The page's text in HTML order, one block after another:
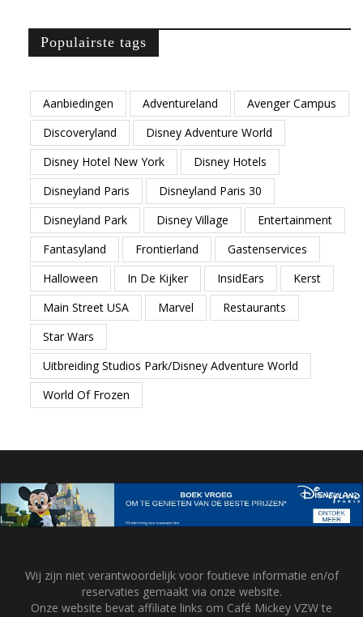
Populairste tags
Aanbiedingen Adventureland
Avenger Campus
Discoveryland
Disney Adventure World
Disney Hotel New York
Disney Hotels
Disneyland Paris
Disneyland Paris 30
Disneyland Park
Disney Village
Entertainment
Fantasyland
Frontierland
Gastenservices
Halloween
In De Kijker InsidEars
Kerst
Main Street USA
Marvel
Restaurants
Star Wars
Uitbreiding Studios Park/Disney Adventure World
World Of Frozen
Wij zijn niet verantwoordelijk voor foutieve informatie en/of
reservaties gemaakt via onze website.
Onze website bevat affiliate links om Café Mickey VZW te